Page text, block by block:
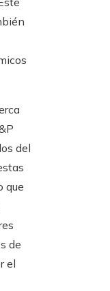
del
que
de
el